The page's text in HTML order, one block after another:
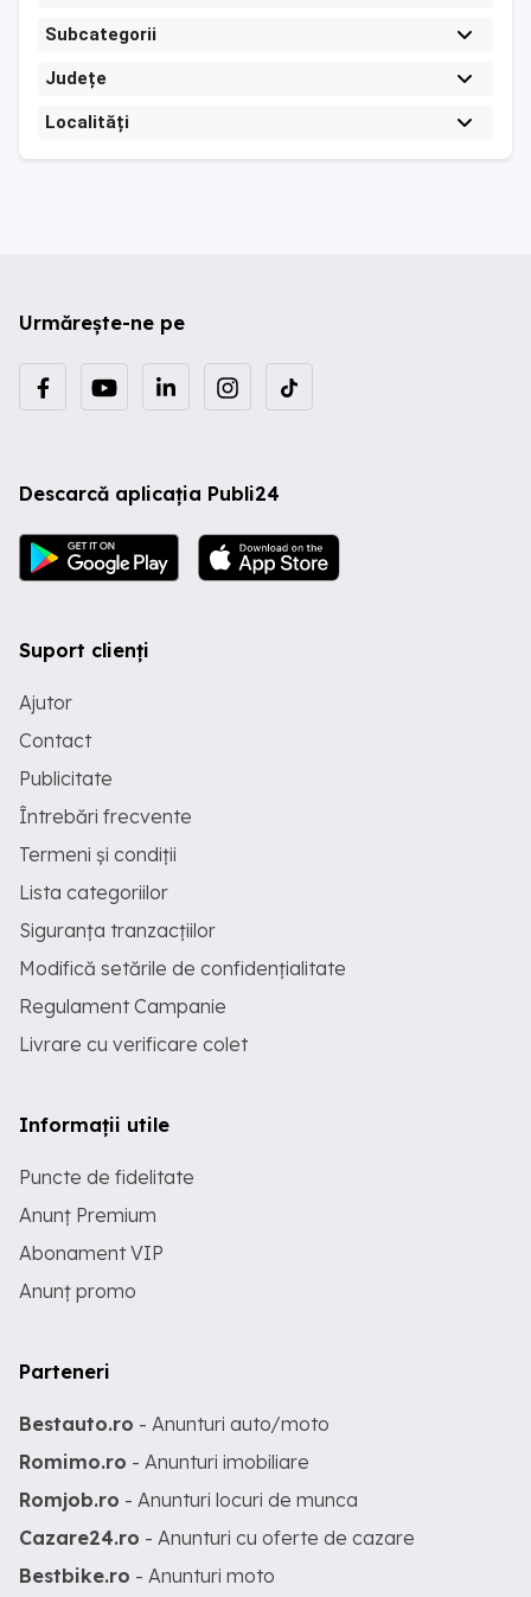
Subcategorii
Județe
Localități
Urmărește-ne pe
Descarcă aplicația Publi24
Suport clienți
Ajutor
Contact
Publicitate
Întrebări frecvente
Termeni și condiții
Lista categoriilor
Siguranța tranzacțiilor
Modifică setările de confidențialitate
Regulament Campanie
Livrare cu verificare colet
Informații utile
Puncte de fidelitate
Anunț Premium
Abonament VIP
Anunț promo
Parteneri
Bestauto.ro - Anunturi auto/moto
Romimo.ro - Anunturi imobiliare
Romjob.ro - Anunturi locuri de munca
Cazare24.ro - Anunturi cu oferte de cazare
Bestbike.ro - Anunturi moto